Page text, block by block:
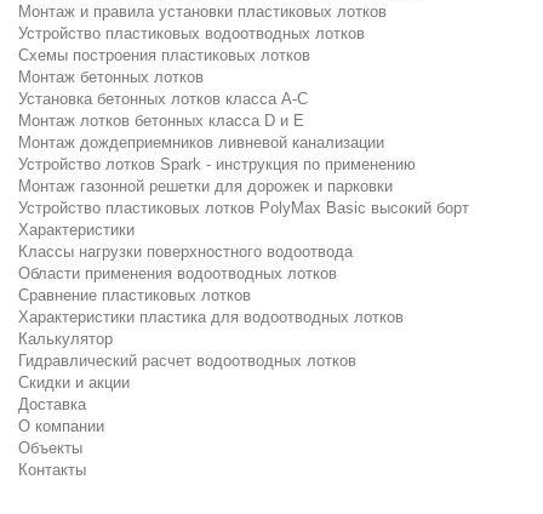
Монтаж и правила установки пластиковых лотков
Устройство пластиковых водоотводных лотков
Схемы построения пластиковых лотков
Монтаж бетонных лотков
Установка бетонных лотков класса A-C
Монтаж лотков бетонных класса D и E
Монтаж дождеприемников ливневой канализации
Устройство лотков Spark - инструкция по применению
Монтаж газонной решетки для дорожек и парковки
Устройство пластиковых лотков PolyMax Basic высокий борт
Характеристики
Классы нагрузки поверхностного водоотвода
Области применения водоотводных лотков
Сравнение пластиковых лотков
Характеристики пластика для водоотводных лотков
Калькулятор
Гидравлический расчет водоотводных лотков
Скидки и акции
Доставка
О компании
Объекты
Контакты